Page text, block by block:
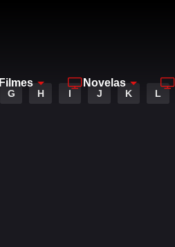
Filmes Novelas
G H I J K L